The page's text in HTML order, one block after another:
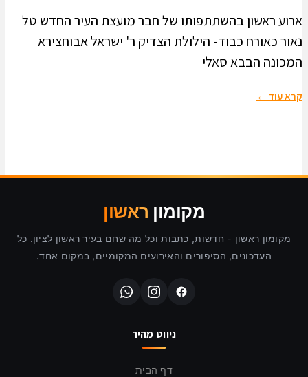
ארוע ראשון בהשתתפותו של חבר מועצת העיר החדש טל
נאור כאורח כבוד- הילולת הצדיק ר' ישראל אבוחצירא
המכונה הבבא סאלי
קרא עוד ←
מקומון ראשון
מקומון ראשון - חדשות, כתבות וכל מה שחם בעיר ראשון לציון. כל
העדכונים, הסיפורים והאירועים המקומיים, במקום אחד.
ניווט מהיר
דף הבית